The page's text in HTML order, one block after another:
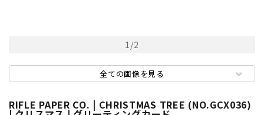
1/2
全ての画像を見る
RIFLE PAPER CO. | CHRISTMAS TREE (NO.GCX036)